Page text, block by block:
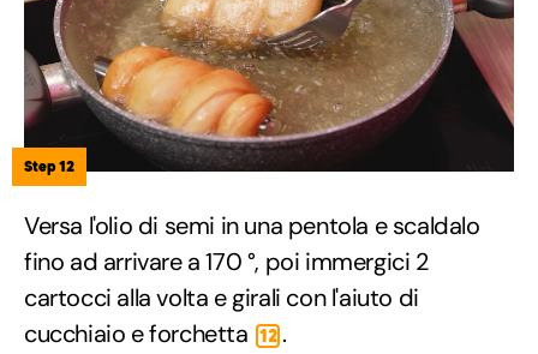
Step 12
Versa l'olio di semi in una pentola e scaldalo
fino ad arrivare a 170 °, poi immergici 2
cartocci alla volta e girali con l'aiuto di
cucchiaio e forchetta 12 .